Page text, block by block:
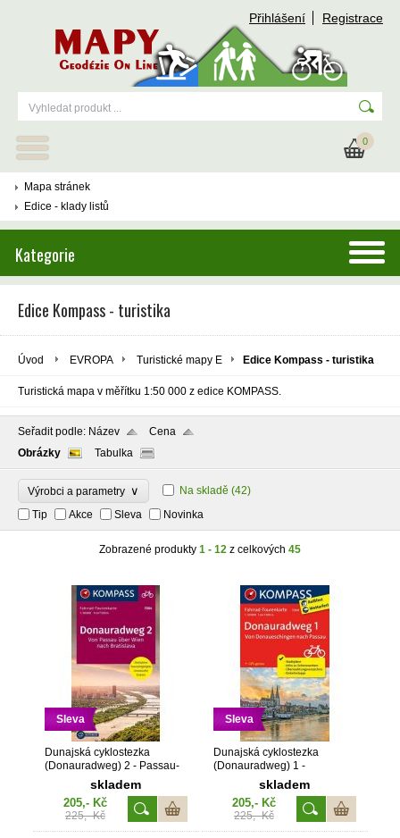
Přihlášení Registrace
0
Mapa stránek
Edice - klady listů
Kategorie
Edice Kompass - turistika
Úvod EVROPA Turistické mapy E Edice Kompass - turistika
Turistická mapa v měřítku 1:50 000 z edice KOMPASS.
Seřadit podle: Název
Cena
Obrázky
Tabulka
Výrobci a parametry ∨ Na skladě (42)
Tip
Akce Sleva Novinka
Zobrazené produkty 1 - 12 z celkových 45
Sleva
Dunajská cyklostezka
(Donauradweg) 2 - Passau-
Vídeň-Bratislava 1 : 50 000
(KOMPASS 7004)
skladem
205,- Kč
225,- Kč
Sleva
Dunajská cyklostezka
(Donauradweg) 1 -
Donaueschingen-Passau 1 :
50 000 (KOMPASS 7009)
skladem
205,- Kč
225,- Kč